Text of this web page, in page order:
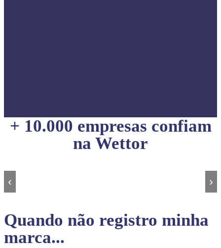
+ 10.000 empresas confiam
na Wettor
‹ ›
Quando não registro minha
marca...